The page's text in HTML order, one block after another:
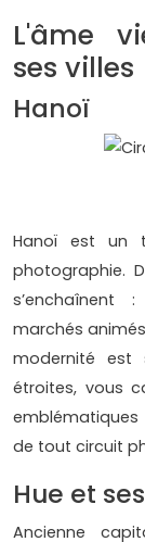
L'âme
ses villes
Hanoï
Hanoï est un
photographie.
s’enchaînent
marchés
modernité est
étroites, vous
de tout circuit
Hue et
Ancienne